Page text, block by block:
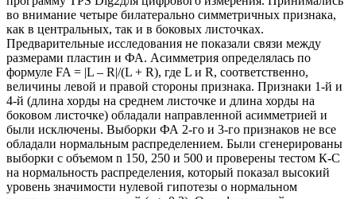
во внимание четыре билатерально симметричных признака,
как в центральных, так и в боковых листочках.
Предварительные исследования не показали связи между
размерами пластин и ФА. Асимметрия определялась по
формуле FA = |L – R|/(L + R), где L и R, соответственно,
величины левой и правой стороны признака. Признаки 1-й и
4-й (длина хорды на среднем листочке и длина хорды на
боковом листочке) обладали направленной асимметрией и
были исключены. Выборки ФА 2-го и 3-го признаков не все
обладали нормальным распределением. Были сгенерированы
выборки с объемом n 150, 250 и 500 и проверены тестом К-С
на нормальность распределения, который показал высокий
уровень значимости нулевой гипотезы о нормальном